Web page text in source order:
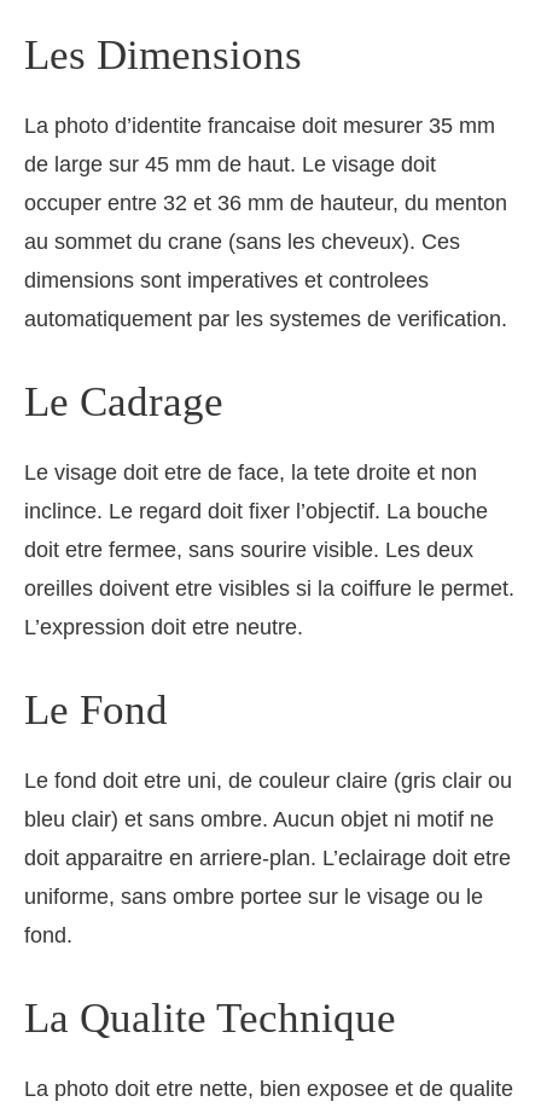
Les Dimensions
La photo d’identite francaise doit mesurer 35 mm
de large sur 45 mm de haut. Le visage doit
occuper entre 32 et 36 mm de hauteur, du menton
au sommet du crane (sans les cheveux). Ces
dimensions sont imperatives et controlees
automatiquement par les systemes de verification.
Le Cadrage
Le visage doit etre de face, la tete droite et non
inclince. Le regard doit fixer l’objectif. La bouche
doit etre fermee, sans sourire visible. Les deux
oreilles doivent etre visibles si la coiffure le permet.
L’expression doit etre neutre.
Le Fond
Le fond doit etre uni, de couleur claire (gris clair ou
bleu clair) et sans ombre. Aucun objet ni motif ne
doit apparaitre en arriere-plan. L’eclairage doit etre
uniforme, sans ombre portee sur le visage ou le
fond.
La Qualite Technique
La photo doit etre nette, bien exposee et de qualite